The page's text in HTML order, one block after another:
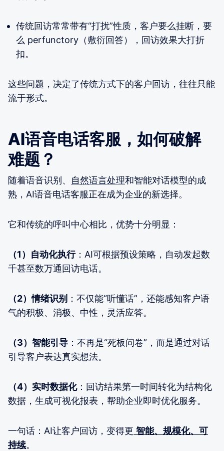
传统回访常常带有“打扰”性质，客户要么挂断，要
么 perfunctory（敷衍回答），回访效果大打折
扣。
这些问题，决定了传统方式下的客户回访，往往只能
流于形式。
AI语音电话客服，如何破解
难题？
随着语音识别、 自然语言处理和智能对话模型的成
熟，AI语音电话客服正在成为企业的新选择。
它和传统的呼叫中心相比，优势十分明显：
（1）自动化执行：AI可根据预设策略，自动发起数
千甚至数万通回访电话。
（2）情绪识别 ：不仅能“听懂话”，还能感知客户语
气的积极、消极、中性，灵活应答。
（3）智能引导 ：不再是“死板问卷”，而是通过对话
引导客户表达真实想法。
（4）实时数据化：回访结果第一时间转化为结构化
数据，生成可视化报表，帮助企业即时优化服务。
一句话：AI让客户回访，变得更 智能、规模化、可
持续。